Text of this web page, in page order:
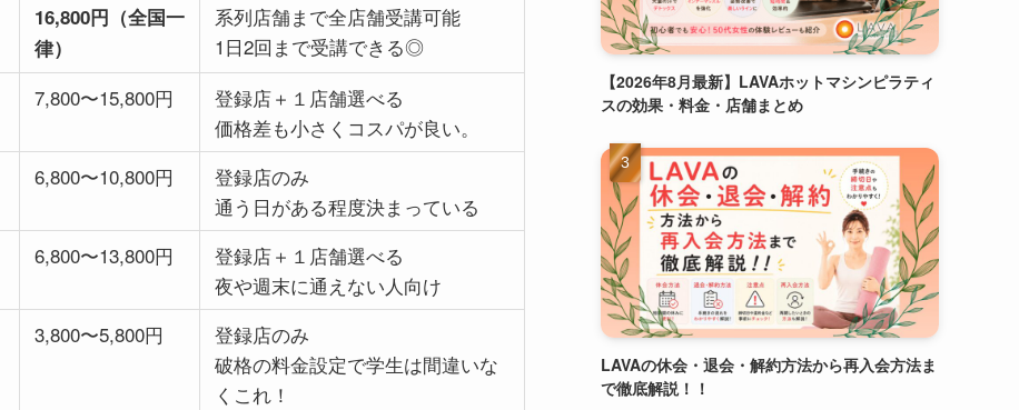
16,800円（全国一
律）
系列店舗まで全店舗受講可能
1日2回まで受講できる◎
7,800〜15,800円
登録店＋１店舗選べる
価格差も小さくコスパが良い。
6,800〜10,800円
登録店のみ
通う日がある程度決まっている
6,800〜13,800円
登録店＋１店舗選べる
夜や週末に通えない人向け
3,800〜5,800円
登録店のみ
破格の料金設定で学生は間違いな
くこれ！
【2026年8月最新】LAVAホットマシンピラティ
スの効果・料金・店舗まとめ
LAVAの休会・退会・解約方法から再入会方法ま
で徹底解説！！